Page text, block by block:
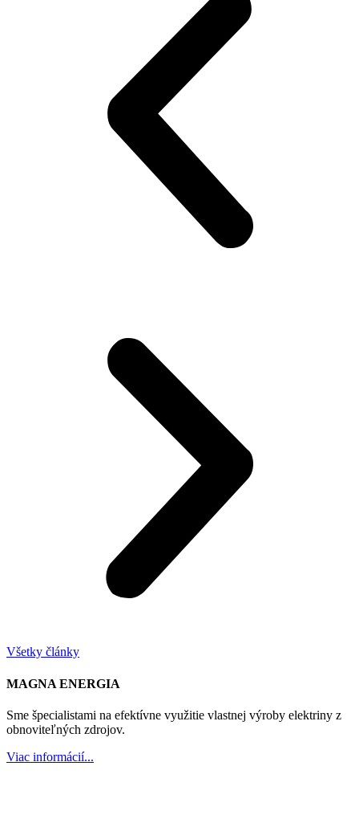
Všetky články
MAGNA ENERGIA
Sme špecialistami na efektívne využitie vlastnej výroby elektriny z
obnoviteľných zdrojov.
Viac informácií...